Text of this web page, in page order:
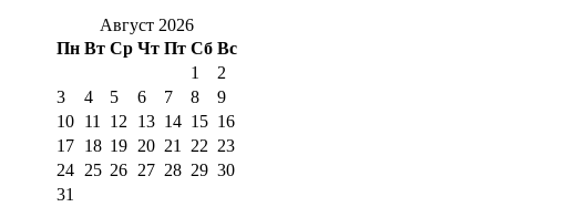
Август 2026
Пн Вт Ср Чт Пт Сб Вс
1
2
3
4 5 6 7 8
9
10 11 12 13 14 15 16
17 18 19 20 21 22 23
24 25 26 27 28 29 30
31